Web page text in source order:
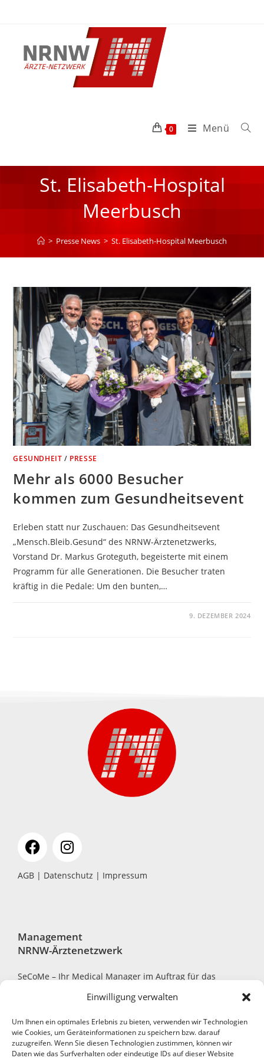
Einwilligung verwalten
Um Ihnen ein optimales Erlebnis zu bieten, verwenden wir Technologien
wie Cookies, um Geräteinformationen zu speichern bzw. darauf
zuzugreifen. Wenn Sie diesen Technologien zustimmen, können wir
Daten wie das Surfverhalten oder eindeutige IDs auf dieser Website
0 Menü
St. Elisabeth-Hospital
Meerbusch
> Presse News > St. Elisabeth-Hospital Meerbusch
GESUNDHEIT / PRESSE
Mehr als 6000 Besucher
kommen zum Gesundheitsevent
Erleben statt nur Zuschauen: Das Gesundheitsevent
„Mensch.Bleib.Gesund“ des NRNW-Ärztenetzwerks,
Vorstand Dr. Markus Groteguth, begeisterte mit einem
Programm für alle Generationen. Die Besucher traten
kräftig in die Pedale: Um den bunten,…
9. DEZEMBER 2024
AGB | Datenschutz | Impressum
Management
NRNW-Ärztenetzwerk
SeCoMe – Ihr Medical Manager im Auftrag für das
Robert-Bosch-Str. 7, 40668 Meerbusch